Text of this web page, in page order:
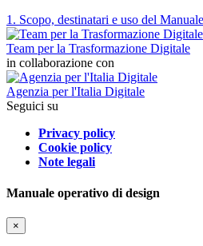
1. Scopo, destinatari e uso del
Team per la Trasformazione Digitale
in collaborazione con
Agenzia per l'Italia Digitale
Seguici su
Privacy policy
Cookie policy
Note legali
Manuale operativo di design
×